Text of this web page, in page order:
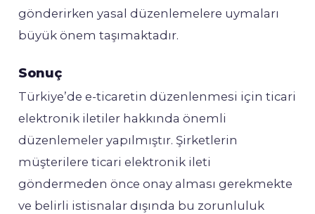
gönderirken yasal düzenlemelere uymaları
büyük önem taşımaktadır.
Sonuç
Türkiye’de e-ticaretin düzenlenmesi için ticari
elektronik iletiler hakkında önemli
düzenlemeler yapılmıştır. Şirketlerin
müşterilere ticari elektronik ileti
göndermeden önce onay alması gerekmekte
ve belirli istisnalar dışında bu zorunluluk